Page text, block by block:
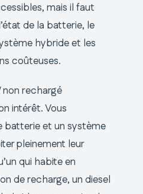
mais il faut
de la batterie, le
hybride et les
coûteuses.
non rechargé
intérêt. Vous
batterie et un système
pleinement leur
qui habite en
de recharge, un diesel